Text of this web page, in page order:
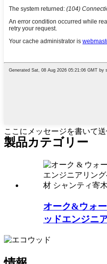
ここにメッセージを書いて
製品カテゴリー
オーク&ウォ
ッドエンジニ